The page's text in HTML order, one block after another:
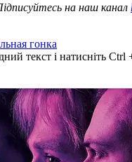
на наш канал
гонка
текст і натисніть